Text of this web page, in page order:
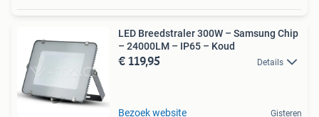
LED Breedstraler 300W – Samsung Chip
– 24000LM – IP65 – Koud
€ 119,95 Details
Bezoek website Gisteren